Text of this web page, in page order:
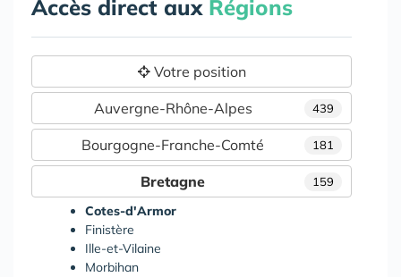
Accès direct aux Régions
Votre position
439
Auvergne-Rhône-Alpes
181
Bourgogne-Franche-Comté
159
Bretagne
Cotes-d'Armor
Finistère
Ille-et-Vilaine
Morbihan